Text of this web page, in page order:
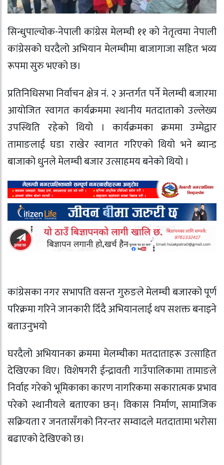
सिन्धुपाल्चोक-नेपाली कांग्रेस मेलम्ची ११ काे नेतृत्वमा नेपाली
कांग्रेसको घरदैलो अभियान मेलम्चीमा बाजागाजा सहित भव्य
रूपमा सुरु भएको छ।
प्रतिनिधिसभा निर्वाचन क्षेत्र नं. २ अन्तर्गत पर्ने मेलम्ची बजारमा
आयोजित स्वागत कार्यक्रममा स्थानीय मतदाताको उल्लेख्य
उपस्थिति रहेको थियो । कार्यक्रमका क्रममा उम्मेद्वार
तामाङलाई घडा राखेर स्वागत गरिएको थियो भने ब्यान्ड
बाजाको धुनले मेलम्ची बजार उत्साहमय बनेको थियो ।
कांग्रेसका नगर सभापति वसन्त गुरुङले मेलम्ची बजारको पूर्ण
परिक्रमा गरिने जानकारी दिँदै अभियानलाई थप सशक्त बनाइने
बताउनुभयो
घरदैलो अभियानका क्रममा मेलम्चीका मतदाताहरू उत्साहित
देखिएका थिए। विशेषगरी ईन्द्रावती गाउँपालिकामा तामाङले
निर्वाह गरेको भूमिकाका कारण नागरिकमा सकारात्मक प्रभाव
परेको स्थानीयले बताएका छन्। विकास निर्माण, सामाजिक
सक्रियता र जनतासँगको निरन्तर सम्वादले मतदातामा भरोसा
बढाएको देखिएको छ।